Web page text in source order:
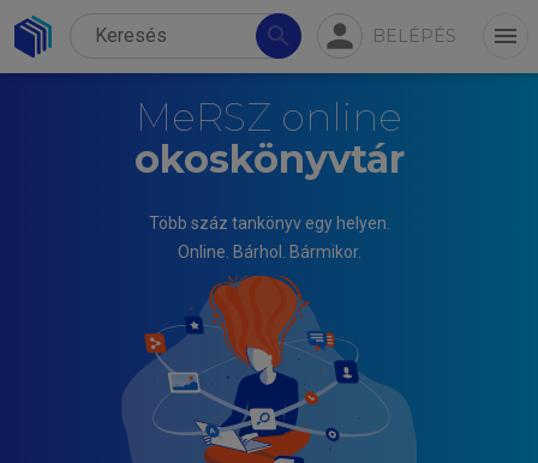
search person BELÉPÉS menu
MeRSZ online
okoskönyvtár
Több száz tankönyv egy helyen.
Online. Bárhol. Bármikor.